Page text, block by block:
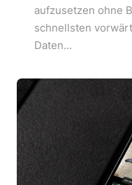
aufzusetzen ohne
schnellsten
Daten...